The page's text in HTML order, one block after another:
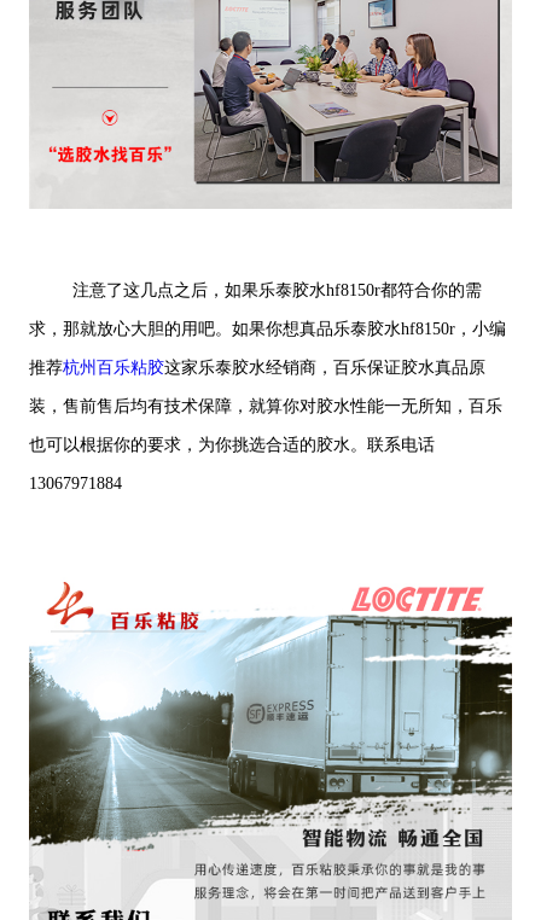
注意了这几点之后，如果乐泰胶水hf8150r都符合你的需
求，那就放心大胆的用吧。如果你想真品乐泰胶水hf8150r，小编
推荐杭州百乐粘胶这家乐泰胶水经销商，百乐保证胶水真品原
装，售前售后均有技术保障，就算你对胶水性能一无所知，百乐
也可以根据你的要求，为你挑选合适的胶水。联系电话
13067971884